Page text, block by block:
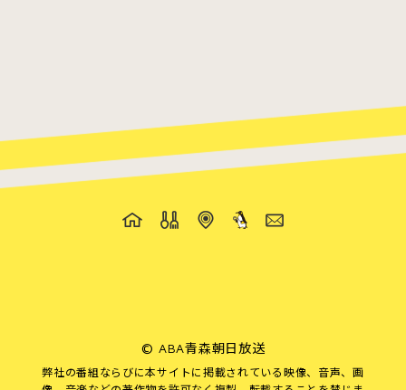
©ABA青森朝日放送
弊社の番組ならびに本サイトに掲載されている映像、音声、画